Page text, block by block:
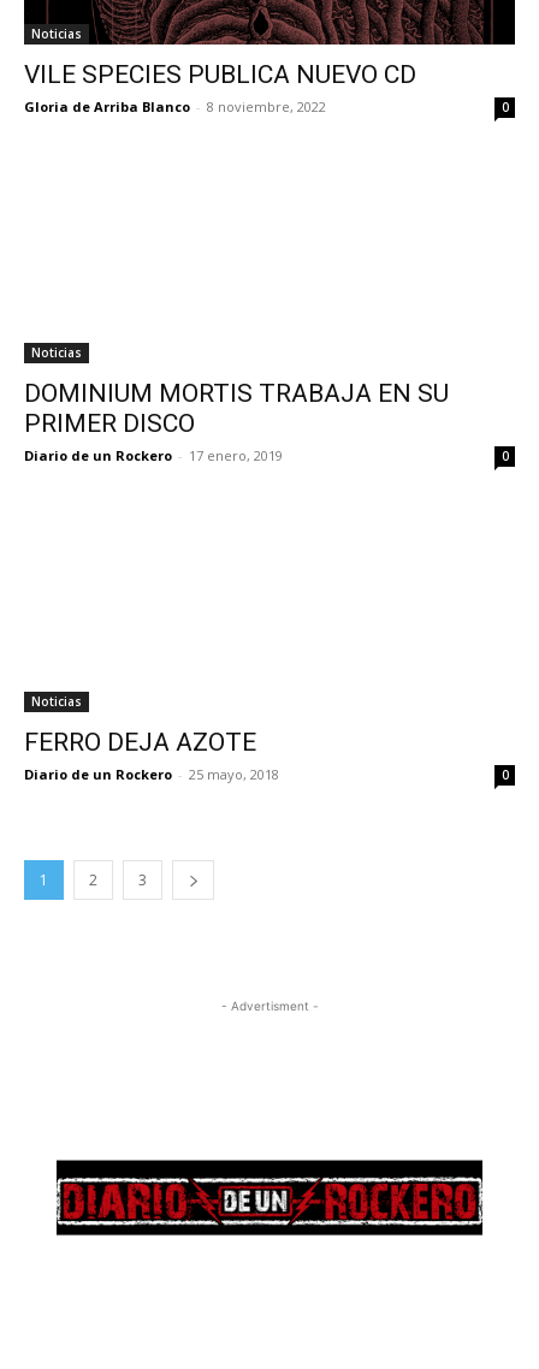
Noticias
VILE SPECIES PUBLICA NUEVO CD
Gloria de Arriba Blanco - 8 noviembre, 2022 0
Noticias
DOMINIUM MORTIS TRABAJA EN SU
PRIMER DISCO
Diario de un Rockero - 17 enero, 2019 0
Noticias
FERRO DEJA AZOTE
Diario de un Rockero - 25 mayo, 2018 0
1 2 3
- Advertisment -